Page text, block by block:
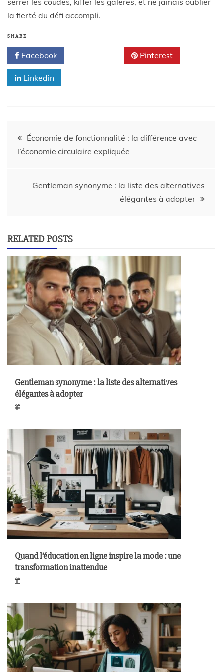
serrer les coudes, kiffer les galères, et ne jamais oublier
la fierté du défi accompli.
SHARE
Facebook Pinterest
Linkedin
Économie de fonctionnalité : la différence avec
l’économie circulaire expliquée
Gentleman synonyme : la liste des alternatives
élégantes à adopter
RELATED POSTS
Gentleman synonyme : la liste des alternatives
élégantes à adopter
Quand l’éducation en ligne inspire la mode : une
transformation inattendue